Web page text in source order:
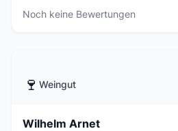
Noch keine Bewertungen
🍷 Weingut
Wilhelm Arnet